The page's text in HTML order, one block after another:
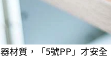
材質，「5號PP」才安